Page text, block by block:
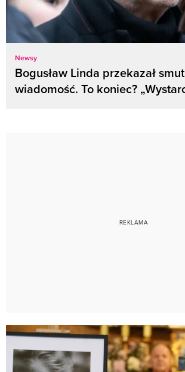
Newsy
Bogusław Linda przekazał
wiadomość. To koniec?